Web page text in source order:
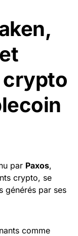
crypto
par Paxos,
crypto, se
générés par ses
comme